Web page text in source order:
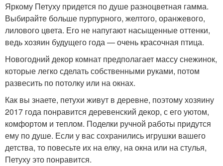
Яркому Петуху придется по душе разноцветная гамма.
Выбирайте больше пурпурного, желтого, оранжевого,
лилового цвета. Его не напугают насыщенные оттенки,
ведь хозяин будущего года — очень красочная птица.
Новогодний декор комнат предполагает массу снежинок,
которые легко сделать собственными руками, потом
развесить по потолку или на окнах.
Как вы знаете, петухи живут в деревне, поэтому хозяину
2017 года понравится деревенский декор, с его уютом,
комфортом и теплом. Поделки ручной работы придутся
ему по душе. Если у вас сохранились игрушки вашего
детства, то повесьте их на елку, на окна или на стулья,
Петуху это понравится.